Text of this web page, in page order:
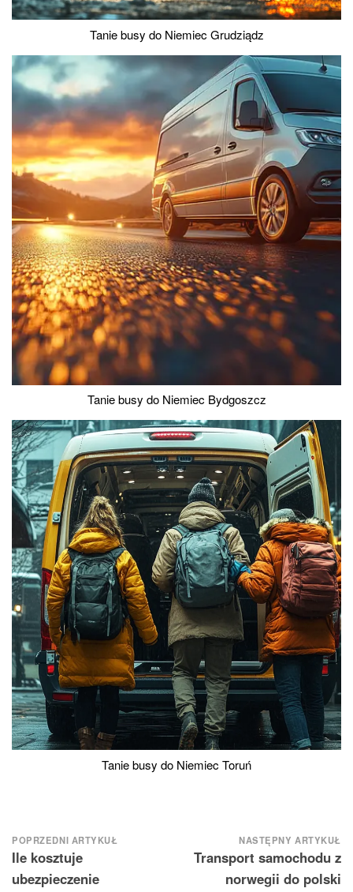
Tanie busy do Niemiec Grudziądz
Tanie busy do Niemiec Bydgoszcz
Tanie busy do Niemiec Toruń
Nawigacja
wpisu
POPRZEDNI ARTYKUŁ
Ile kosztuje
ubezpieczenie
NASTĘPNY ARTYKUŁ
Transport samochodu z
norwegii do polski